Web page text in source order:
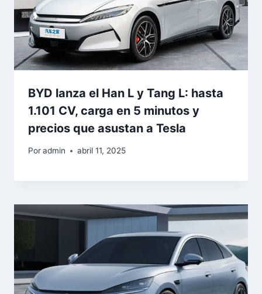
BYD lanza el Han L y Tang L: hasta
1.101 CV, carga en 5 minutos y
precios que asustan a Tesla
Poradmin abril 11, 2025